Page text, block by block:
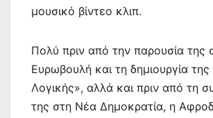
μουσικό βίντεο κλιπ.
Πολύ πριν από την παρουσία της
Ευρωβουλή και τη δημιουργία
Λογικής», αλλά και πριν από τη
της στη Νέα Δημοκρατία, η